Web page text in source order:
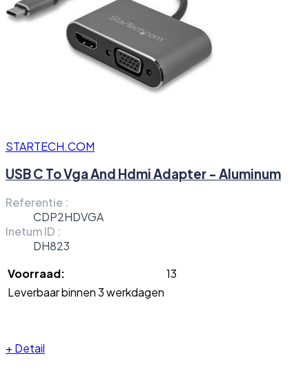
STARTECH.COM
USB C To Vga And Hdmi Adapter - Aluminum
Referentie :
CDP2HDVGA
Inetum ID :
DH823
Voorraad:
13
Leverbaar binnen 3 werkdagen
+ Detail